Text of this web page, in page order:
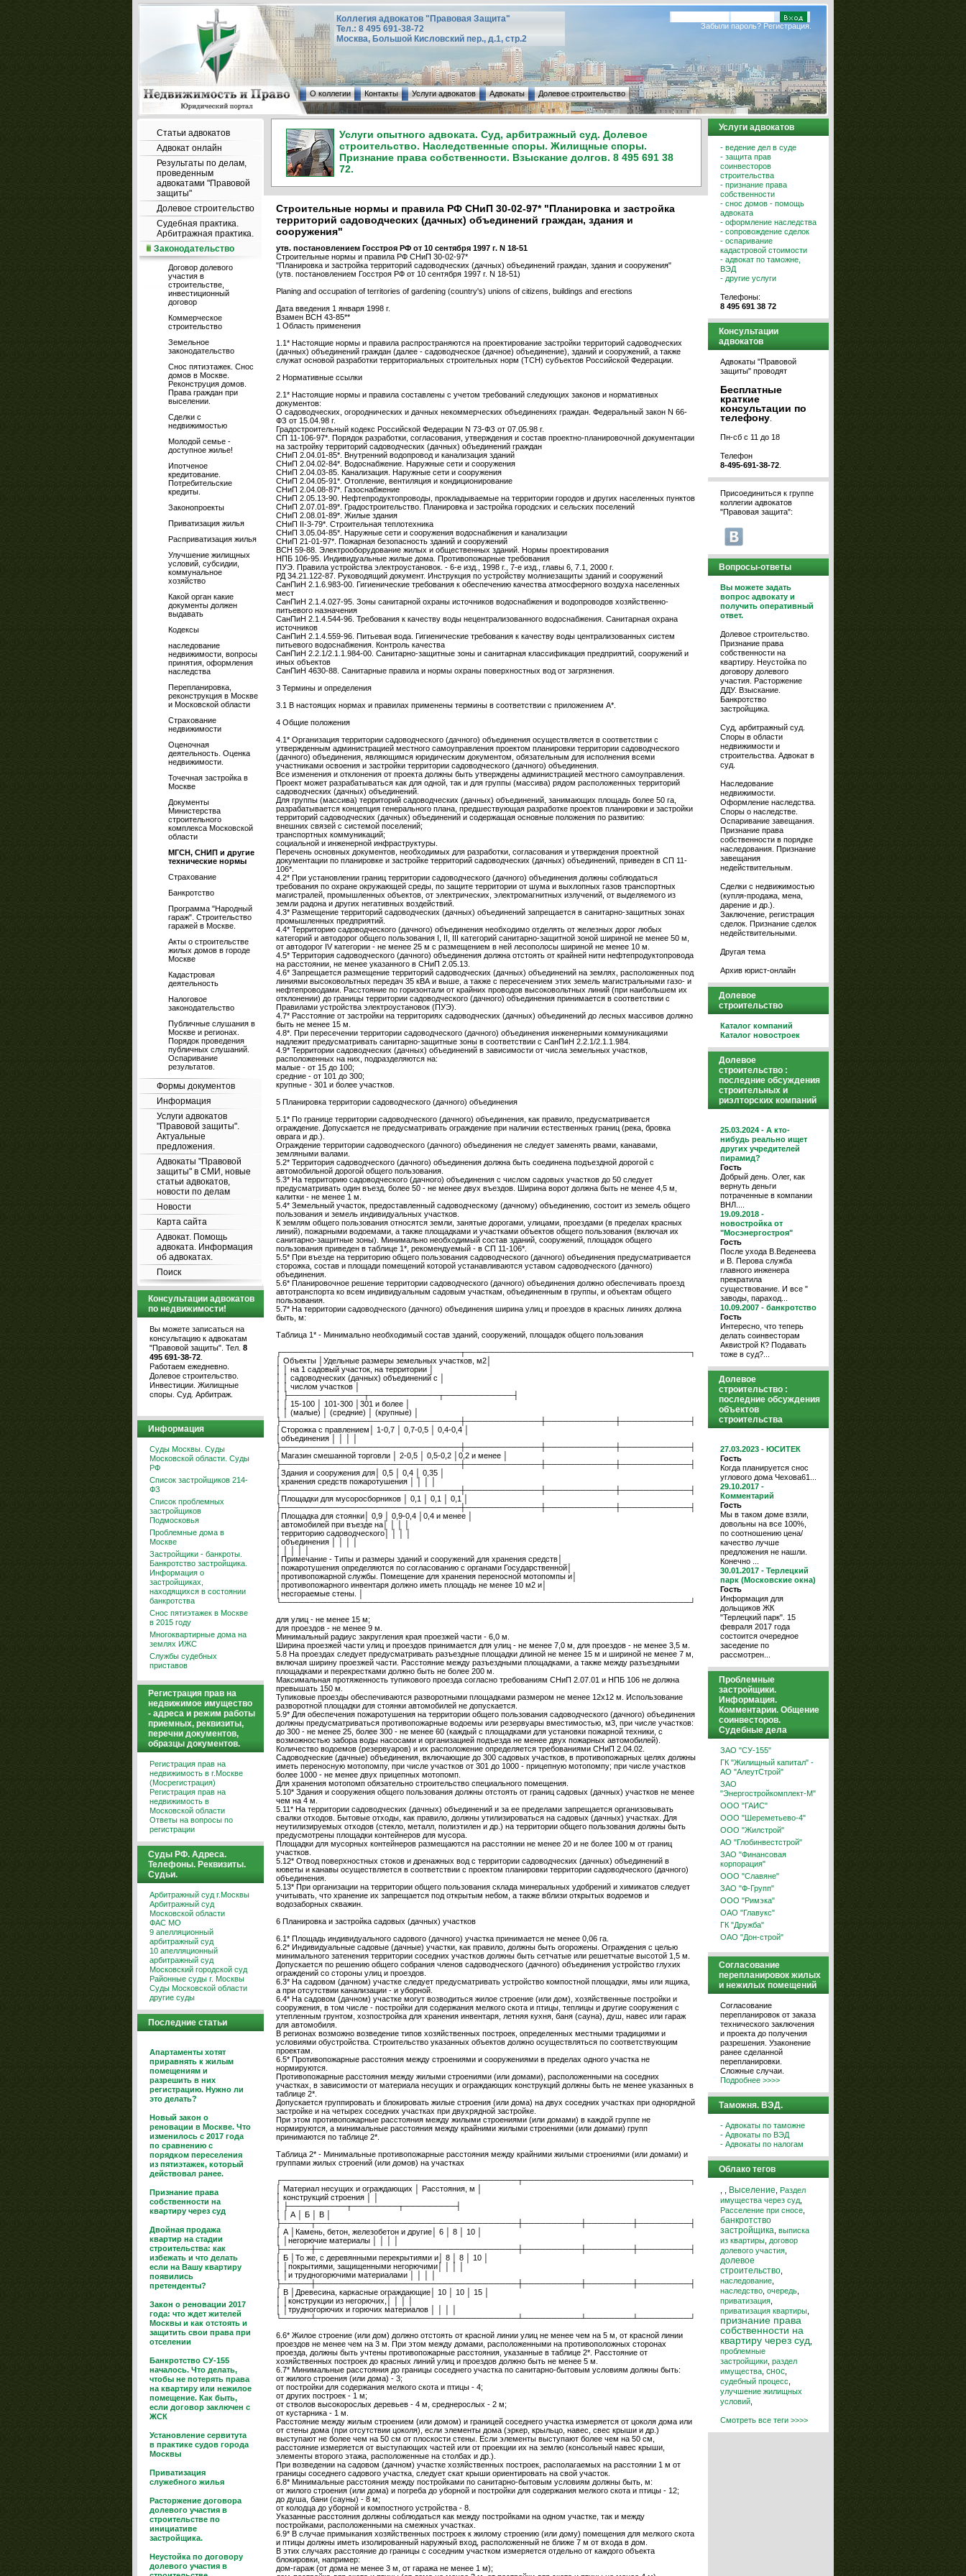
Коллегия адвокатов "Правовая Защита"
Тел.: 8 495 691-38-72
Москва, Большой Кисловский пер., д.1, стр.2
Забыли пароль? Регистрация.
О коллегии Контакты Услуги адвокатов Адвокаты Долевое строительство
Статьи адвокатов
Адвокат онлайн
Результаты по делам,
проведенным
адвокатами "Правовой
защиты"
Долевое строительство
Судебная практика.
Арбитражная практика.
Законодательство
Договор долевого
участия в
строительстве,
инвестиционный
договор
Коммерческое
строительство
Земельное
законодательство
Снос пятиэтажек. Снос
домов в Москве.
Реконструция домов.
Права граждан при
выселении.
Сделки с
недвижимостью
Молодой семье -
доступное жилье!
Ипотченое
кредитование.
Потребительские
кредиты.
Законопроекты
Приватизация жилья
Расприватизация жилья
Улучшение жилищных
условий, субсидии,
коммунальное
хозяйство
Какой орган какие
документы должен
выдавать
Кодексы
наследование
недвижимости, вопросы
принятия, оформления
наследства
Перепланировка,
реконструкция в Москве
и Московской области
Страхование
недвижимости
Оценочная
деятельность. Оценка
недвижимости.
Точечная застройка в
Москве
Документы
Министерства
строительного
комплекса Московской
области
МГСН, СНИП и другие
технические нормы
Страхование
Банкротство
Программа "Народный
гараж". Строительство
гаражей в Москве.
Акты о строительстве
жилых домов в городе
Москве
Кадастровая
деятельность
Налоговое
законодательство
Публичные слушания в
Москве и регионах.
Порядок проведения
публичных слушаний.
Оспаривание
результатов.
Формы документов
Информация
Услуги адвокатов
"Правовой защиты".
Актуальные
предложения.
Адвокаты "Правовой
защиты" в СМИ, новые
статьи адвокатов,
новости по делам
Новости
Карта сайта
Адвокат. Помощь
адвоката. Информация
об адвокатах.
Поиск
Консультации адвокатов
по недвижимости!
Вы можете записаться на
консультацию к адвокатам
"Правовой защиты". Тел. 8
495 691-38-72
Работаем ежедневно.
Долевое строительство.
Инвестиции. Жилищные
споры. Суд. Арбитраж.
Информация
Суды Москвы. Суды
Московской области. Суды
РФ
Список застройщиков 214-
ФЗ
Список проблемных
застройщиков
Подмосковья
Проблемные дома в
Москве
Застройщики - банкроты.
Банкротство застройщика.
Информация о
застройщиках,
находящихся в состоянии
банкротства
Снос пятиэтажек в Москве
в 2015 году
Многоквартирные дома на
землях ИЖС
Службы судебных
приставов
Регистрация прав на
недвижимое имущество
- адреса и режим работы
приемных, реквизиты,
перечни документов,
образцы документов.
Регистрация прав на
недвижимость в г.Москве
(Мосрегистрация)
Регистрация прав на
недвижимость в
Московской области
Ответы на вопросы по
регистрации
Суды РФ. Адреса.
Телефоны. Реквизиты.
Судьи.
Арбитражный суд г.Москвы
Арбитражный суд
Московской области
ФАС МО
9 апелляционный
арбитражный суд
10 апелляционный
арбитражный суд
Московский городской суд
Районные суды г. Москвы
Суды Московской области
другие суды
Последние статьи
Апартаменты хотят
приравнять к жилым
помещениям и
разрешить в них
регистрацию. Нужно ли
это делать?
Новый закон о
реновации в Москве. Что
изменилось с 2017 года
по сравнению с
порядком переселения
из пятиэтажек, который
действовал ранее.
Признание права
собственности на
квартиру через суд
Двойная продажа
квартир на стадии
строительства: как
избежать и что делать
если на Вашу квартиру
появились
претенденты?
Закон о реновации 2017
года: что ждет жителей
Москвы и как отстоять и
защитить свои права при
отселении
Банкротство СУ-155
началось. Что делать,
чтобы не потерять права
на квартиру или нежилое
помещение. Как быть,
если договор заключен с
ЖСК
Установление сервитута
в практике судов города
Москвы
Приватизация
служебного жилья
Расторжение договора
долевого участия в
строительстве по
инициативе
застройщика.
Неустойка по договору
долевого участия в
Услуги опытного адвоката. Суд, арбитражный суд. Долевое
строительство. Наследственные споры. Жилищные споры.
Признание права собственности. Взыскание долгов. 8 495 691 38
72.
Строительные нормы и правила РФ СНиП 30-02-97* "Планировка и застройка
территорий садоводческих (дачных) объединений граждан, здания и
сооружения"
утв. постановлением Госстроя РФ от 10 сентября 1997 г. N 18-51
Строительные нормы и правила РФ СНиП 30-02-97*
"Планировка и застройка территорий садоводческих (дачных) объединений граждан, здания и сооружения"
(утв. постановлением Госстроя РФ от 10 сентября 1997 г. N 18-51)
Planing and occupation of territories of gardening (country's) unions of citizens, buildings and erections
Дата введения 1 января 1998 г.
Взамен ВСН 43-85**
1 Область применения
1.1* Настоящие нормы и правила распространяются на проектирование застройки территорий садоводческих
(дачных) объединений граждан (далее - садоводческое (дачное) объединение), зданий и сооружений, а также
служат основой разработки территориальных строительных норм (ТСН) субъектов Российской Федерации.
2 Нормативные ссылки
2.1* Настоящие нормы и правила составлены с учетом требований следующих законов и нормативных
документов:
О садоводческих, огороднических и дачных некоммерческих объединениях граждан. Федеральный закон N 66-
ФЗ от 15.04.98 г.
Градостроительный кодекс Российской Федерации N 73-ФЗ от 07.05.98 г.
СП 11-106-97*. Порядок разработки, согласования, утверждения и состав проектно-планировочной документации
на застройку территорий садоводческих (дачных) объединений граждан
СНиП 2.04.01-85*. Внутренний водопровод и канализация зданий
СНиП 2.04.02-84*. Водоснабжение. Наружные сети и сооружения
СНиП 2.04.03-85. Канализация. Наружные сети и сооружения
СНиП 2.04.05-91*. Отопление, вентиляция и кондиционирование
СНиП 2.04.08-87*. Газоснабжение
СНиП 2.05.13-90. Нефтепродуктопроводы, прокладываемые на территории городов и других населенных пунктов
СНиП 2.07.01-89*. Градостроительство. Планировка и застройка городских и сельских поселений
СНиП 2.08.01-89*. Жилые здания
СНиП II-3-79*. Строительная теплотехника
СНиП 3.05.04-85*. Наружные сети и сооружения водоснабжения и канализации
СНиП 21-01-97*. Пожарная безопасность зданий и сооружений
ВСН 59-88. Электрооборудование жилых и общественных зданий. Нормы проектирования
НПБ 106-95. Индивидуальные жилые дома. Противопожарные требования
ПУЭ. Правила устройства электроустановок. - 6-е изд., 1998 г., 7-е изд., главы 6, 7.1, 2000 г.
РД 34.21.122-87. Руководящий документ. Инструкция по устройству молниезащиты зданий и сооружений
СанПиН 2.1.6.983-00. Гигиенические требования к обеспечению качества атмосферного воздуха населенных
мест
СанПиН 2.1.4.027-95. Зоны санитарной охраны источников водоснабжения и водопроводов хозяйственно-
питьевого назначения
СанПиН 2.1.4.544-96. Требования к качеству воды нецентрализованного водоснабжения. Санитарная охрана
источников
СанПиН 2.1.4.559-96. Питьевая вода. Гигиенические требования к качеству воды централизованных систем
питьевого водоснабжения. Контроль качества
СанПиН 2.2.1/2.1.1.984-00. Санитарно-защитные зоны и санитарная классификация предприятий, сооружений и
иных объектов
СанПиН 4630-88. Санитарные правила и нормы охраны поверхностных вод от загрязнения.
3 Термины и определения
3.1 В настоящих нормах и правилах применены термины в соответствии с приложением А*.
4 Общие положения
4.1* Организация территории садоводческого (дачного) объединения осуществляется в соответствии с
утвержденным администрацией местного самоуправления проектом планировки территории садоводческого
(дачного) объединения, являющимся юридическим документом, обязательным для исполнения всеми
участниками освоения и застройки территории садоводческого (дачного) объединения.
Все изменения и отклонения от проекта должны быть утверждены администрацией местного самоуправления.
Проект может разрабатываться как для одной, так и для группы (массива) рядом расположенных территорий
садоводческих (дачных) объединений.
Для группы (массива) территорий садоводческих (дачных) объединений, занимающих площадь более 50 га,
разрабатывается концепция генерального плана, предшествующая разработке проектов планировки и застройки
территорий садоводческих (дачных) объединений и содержащая основные положения по развитию:
внешних связей с системой поселений;
транспортных коммуникаций;
социальной и инженерной инфраструктуры.
Перечень основных документов, необходимых для разработки, согласования и утверждения проектной
документации по планировке и застройке территорий садоводческих (дачных) объединений, приведен в СП 11-
106*.
4.2* При установлении границ территории садоводческого (дачного) объединения должны соблюдаться
требования по охране окружающей среды, по защите территории от шума и выхлопных газов транспортных
магистралей, промышленных объектов, от электрических, электромагнитных излучений, от выделяемого из
земли радона и других негативных воздействий.
4.3* Размещение территорий садоводческих (дачных) объединений запрещается в санитарно-защитных зонах
промышленных предприятий.
4.4* Территорию садоводческого (дачного) объединения необходимо отделять от железных дорог любых
категорий и автодорог общего пользования I, II, III категорий санитарно-защитной зоной шириной не менее 50 м,
от автодорог IV категории - не менее 25 м с размещением в ней лесополосы шириной не менее 10 м.
4.5* Территория садоводческого (дачного) объединения должна отстоять от крайней нити нефтепродуктопровода
на расстоянии, не менее указанного в СНиП 2.05.13.
4.6* Запрещается размещение территорий садоводческих (дачных) объединений на землях, расположенных под
линиями высоковольтных передач 35 кВА и выше, а также с пересечением этих земель магистральными газо- и
нефтепроводами. Расстояние по горизонтали от крайних проводов высоковольтных линий (при наибольшем их
отклонении) до границы территории садоводческого (дачного) объединения принимается в соответствии с
Правилами устройства электроустановок (ПУЭ).
4.7* Расстояние от застройки на территориях садоводческих (дачных) объединений до лесных массивов должно
быть не менее 15 м.
4.8*. При пересечении территории садоводческого (дачного) объединения инженерными коммуникациями
надлежит предусматривать санитарно-защитные зоны в соответствии с СанПиН 2.2.1/2.1.1.984.
4.9* Территории садоводческих (дачных) объединений в зависимости от числа земельных участков,
расположенных на них, подразделяются на:
малые - от 15 до 100;
средние - от 101 до 300;
крупные - 301 и более участков.
5 Планировка территории садоводческого (дачного) объединения
5.1* По границе территории садоводческого (дачного) объединения, как правило, предусматривается
ограждение. Допускается не предусматривать ограждение при наличии естественных границ (река, бровка
оврага и др.).
Ограждение территории садоводческого (дачного) объединения не следует заменять рвами, канавами,
земляными валами.
5.2* Территория садоводческого (дачного) объединения должна быть соединена подъездной дорогой с
автомобильной дорогой общего пользования.
5.3* На территорию садоводческого (дачного) объединения с числом садовых участков до 50 следует
предусматривать один въезд, более 50 - не менее двух въездов. Ширина ворот должна быть не менее 4,5 м,
калитки - не менее 1 м.
5.4* Земельный участок, предоставленный садоводческому (дачному) объединению, состоит из земель общего
пользования и земель индивидуальных участков.
К землям общего пользования относятся земли, занятые дорогами, улицами, проездами (в пределах красных
линий), пожарными водоемами, а также площадками и участками объектов общего пользования (включая их
санитарно-защитные зоны). Минимально необходимый состав зданий, сооружений, площадок общего
пользования приведен в таблице 1*, рекомендуемый - в СП 11-106*.
5.5* При въезде на территорию общего пользования садоводческого (дачного) объединения предусматривается
сторожка, состав и площади помещений которой устанавливаются уставом садоводческого (дачного)
объединения.
5.6* Планировочное решение территории садоводческого (дачного) объединения должно обеспечивать проезд
автотранспорта ко всем индивидуальным садовым участкам, объединенным в группы, и объектам общего
пользования.
5.7* На территории садоводческого (дачного) объединения ширина улиц и проездов в красных линиях должна
быть, м:
Таблица 1* - Минимально необходимый состав зданий, сооружений, площадок общего пользования
┌───────────────────────────────┬───────────────────────────────────────┐
│ Объекты │Удельные размеры земельных участков, м2│
│ │ на 1 садовый участок, на территории │
│ │ садоводческих (дачных) объединений с │
│ │ числом участков │
│ ├─────────────┬────────────┬────────────┤
│ │ 15-100 │ 101-300 │301 и более │
│ │ (малые) │ (средние) │ (крупные) │
├───────────────────────────────┼─────────────┼────────────┼────────────┤
│Сторожка с правлением│ 1-0,7 │ 0,7-0,5 │ 0,4-0,4 │
│объединения │ │ │ │
├───────────────────────────────┼─────────────┼────────────┼────────────┤
│Магазин смешанной торговли │ 2-0,5 │ 0,5-0,2 │0,2 и менее │
├───────────────────────────────┼─────────────┼────────────┼────────────┤
│Здания и сооружения для│ 0,5 │ 0,4 │ 0,35 │
│хранения средств пожаротушения │ │ │ │
├───────────────────────────────┼─────────────┼────────────┼────────────┤
│Площадки для мусоросборников │ 0,1 │ 0,1 │ 0,1 │
├───────────────────────────────┼─────────────┼────────────┼────────────┤
│Площадка для стоянки│ 0,9 │ 0,9-0,4 │0,4 и менее │
│автомобилей при въезде на│ │ │ │
│территорию садоводческого│ │ │ │
│объединения │ │ │ │
│Примечание - Типы и размеры зданий и сооружений для хранения средств│
│пожаротушения определяются по согласованию с органами Государственной│
│противопожарной службы. Помещение для хранения переносной мотопомпы и│
│противопожарного инвентаря должно иметь площадь не менее 10 м2 и│
│несгораемые стены. │
└───────────────────────────────────────────────────────────────────────┘
для улиц - не менее 15 м;
для проездов - не менее 9 м.
Минимальный радиус закругления края проезжей части - 6,0 м.
Ширина проезжей части улиц и проездов принимается для улиц - не менее 7,0 м, для проездов - не менее 3,5 м.
5.8 На проездах следует предусматривать разъездные площадки длиной не менее 15 м и шириной не менее 7 м,
включая ширину проезжей части. Расстояние между разъездными площадками, а также между разъездными
площадками и перекрестками должно быть не более 200 м.
Максимальная протяженность тупикового проезда согласно требованиям СНиП 2.07.01 и НПБ 106 не должна
превышать 150 м.
Тупиковые проезды обеспечиваются разворотными площадками размером не менее 12x12 м. Использование
разворотной площадки для стоянки автомобилей не допускается.
5.9* Для обеспечения пожаротушения на территории общего пользования садоводческого (дачного) объединения
должны предусматриваться противопожарные водоемы или резервуары вместимостью, м3, при числе участков:
до 300 - не менее 25, более 300 - не менее 60 (каждый с площадками для установки пожарной техники, с
возможностью забора воды насосами и организацией подъезда не менее двух пожарных автомобилей).
Количество водоемов (резервуаров) и их расположение определяется требованиями СНиП 2.04.02.
Садоводческие (дачные) объединения, включающие до 300 садовых участков, в противопожарных целях должны
иметь переносную мотопомпу, при числе участков от 301 до 1000 - прицепную мотопомпу; при числе участков
более 1000 - не менее двух прицепных мотопомп.
Для хранения мотопомп обязательно строительство специального помещения.
5.10* Здания и сооружения общего пользования должны отстоять от границ садовых (дачных) участков не менее
чем на 4 м.
5.11* На территории садоводческих (дачных) объединений и за ее пределами запрещается организовывать
свалки отходов. Бытовые отходы, как правило, должны утилизироваться на садовых (дачных) участках. Для
неутилизируемых отходов (стекло, металл, полиэтилен и др.) на территории общего пользования должны быть
предусмотрены площадки контейнеров для мусора.
Площадки для мусорных контейнеров размещаются на расстоянии не менее 20 и не более 100 м от границ
участков.
5.12* Отвод поверхностных стоков и дренажных вод с территории садоводческих (дачных) объединений в
кюветы и канавы осуществляется в соответствии с проектом планировки территории садоводческого (дачного)
объединения.
5.13* При организации на территории общего пользования склада минеральных удобрений и химикатов следует
учитывать, что хранение их запрещается под открытым небом, а также вблизи открытых водоемов и
водозаборных скважин.
6 Планировка и застройка садовых (дачных) участков
6.1* Площадь индивидуального садового (дачного) участка принимается не менее 0,06 га.
6.2* Индивидуальные садовые (дачные) участки, как правило, должны быть огорожены. Ограждения с целью
минимального затенения территории соседних участков должны быть сетчатые или решетчатые высотой 1,5 м.
Допускается по решению общего собрания членов садоводческого (дачного) объединения устройство глухих
ограждений со стороны улиц и проездов.
6.3* На садовом (дачном) участке следует предусматривать устройство компостной площадки, ямы или ящика,
а при отсутствии канализации - и уборной.
6.4* На садовом (дачном) участке могут возводиться жилое строение (или дом), хозяйственные постройки и
сооружения, в том числе - постройки для содержания мелкого скота и птицы, теплицы и другие сооружения с
утепленным грунтом, хозпостройка для хранения инвентаря, летняя кухня, баня (сауна), душ, навес или гараж
для автомобиля.
В регионах возможно возведение типов хозяйственных построек, определенных местными традициями и
условиями обустройства. Строительство указанных объектов должно осуществляться по соответствующим
проектам.
6.5* Противопожарные расстояния между строениями и сооружениями в пределах одного участка не
нормируются.
Противопожарные расстояния между жилыми строениями (или домами), расположенными на соседних
участках, в зависимости от материала несущих и ограждающих конструкций должны быть не менее указанных в
таблице 2*.
Допускается группировать и блокировать жилые строения (или дома) на двух соседних участках при однорядной
застройке и на четырех соседних участках при двухрядной застройке.
При этом противопожарные расстояния между жилыми строениями (или домами) в каждой группе не
нормируются, а минимальные расстояния между крайними жилыми строениями (или домами) групп
принимаются по таблице 2*.
Таблица 2* - Минимальные противопожарные расстояния между крайними жилыми строениями (или домами) и
группами жилых строений (или домов) на участках
┌─────────────────────────────────────────┬─────────────────────────────┐
│ Материал несущих и ограждающих │ Расстояния, м │
│ конструкций строения │ │
│ ├──────────┬────────┬─────────┤
│ │ А │ Б │ В │
├─────┬───────────────────────────────────┼──────────┼────────┼─────────┤
│ А │Камень, бетон, железобетон и другие│ 6 │ 8 │ 10 │
│ │негорючие материалы │ │ │ │
├─────┼───────────────────────────────────┼──────────┼────────┼─────────┤
│ Б │То же, с деревянными перекрытиями и│ 8 │ 8 │ 10 │
│ │покрытиями, защищенными негорючими│ │ │ │
│ │и трудногорючими материалами │ │ │ │
├─────┼───────────────────────────────────┼──────────┼────────┼─────────┤
│ В │Древесина, каркасные ограждающие│ 10 │ 10 │ 15 │
│ │конструкции из негорючих,│ │ │ │
│ │трудногорючих и горючих материалов │ │ │ │
└─────┴───────────────────────────────────┴──────────┴────────┴─────────┘
6.6* Жилое строение (или дом) должно отстоять от красной линии улиц не менее чем на 5 м, от красной линии
проездов не менее чем на 3 м. При этом между домами, расположенными на противоположных сторонах
проезда, должны быть учтены противопожарные расстояния, указанные в таблице 2*. Расстояние от
хозяйственных построек до красных линий улиц и проездов должно быть не менее 5 м.
6.7* Минимальные расстояния до границы соседнего участка по санитарно-бытовым условиям должны быть:
от жилого строения (или дома) - 3;
от постройки для содержания мелкого скота и птицы - 4;
от других построек - 1 м;
от стволов высокорослых деревьев - 4 м, среднерослых - 2 м;
от кустарника - 1 м.
Расстояние между жилым строением (или домом) и границей соседнего участка измеряется от цоколя дома или
от стены дома (при отсутствии цоколя), если элементы дома (эркер, крыльцо, навес, свес крыши и др.)
выступают не более чем на 50 см от плоскости стены. Если элементы выступают более чем на 50 см,
расстояние измеряется от выступающих частей или от проекции их на землю (консольный навес крыши,
элементы второго этажа, расположенные на столбах и др.).
При возведении на садовом (дачном) участке хозяйственных построек, располагаемых на расстоянии 1 м от
границы соседнего садового участка, следует скат крыши ориентировать на свой участок.
6.8* Минимальные расстояния между постройками по санитарно-бытовым условиям должны быть, м:
от жилого строения (или дома) и погреба до уборной и постройки для содержания мелкого скота и птицы - 12;
до душа, бани (сауны) - 8 м;
от колодца до уборной и компостного устройства - 8.
Указанные расстояния должны соблюдаться как между постройками на одном участке, так и между
постройками, расположенными на смежных участках.
6.9* В случае примыкания хозяйственных построек к жилому строению (или дому) помещения для мелкого скота
и птицы должны иметь изолированный наружный вход, расположенный не ближе 7 м от входа в дом.
В этих случаях расстояние до границы с соседним участком измеряется отдельно от каждого объекта
блокировки, например:
дом-гараж (от дома не менее 3 м, от гаража не менее 1 м);
Услуги адвокатов
- ведение дел в суде
- защита прав
соинвесторов
строительства
- признание права
собственности
- снос домов - помощь
адвоката
- оформление наследства
- сопровождение сделок
- оспаривание
кадастровой стоимости
- адвокат по таможне,
ВЭД
- другие услуги
Телефоны:
8 495 691 38 72
Консультации
адвокатов
Адвокаты "Правовой
защиты" проводят
Бесплатные
краткие
консультации по
телефону
Пн-сб с 11 до 18
Телефон
8-495-691-38-72
Присоединиться к группе
коллегии адвокатов
"Правовая защита":
Вопросы-ответы
Вы можете задать
вопрос адвокату и
получить оперативный
ответ.
Долевое строительство.
Признание права
собственности на
квартиру. Неустойка по
договору долевого
участия. Расторжение
ДДУ. Взыскание.
Банкротство
застройщика.
Суд, арбитражный суд.
Споры в области
недвижимости и
строительства. Адвокат в
суд.
Наследование
недвижимости.
Оформление наследства.
Споры о наследстве.
Оспаривание завещания.
Признание права
собственности в порядке
наследования. Признание
завещания
недействительным.
Сделки с недвижимостью
(купля-продажа, мена,
дарение и др.).
Заключение, регистрация
сделок. Признание сделок
недействительными.
Другая тема
Архив юрист-онлайн
Долевое
строительство
Каталог компаний
Каталог новостроек
Долевое
строительство :
последние обсуждения
строительных и
риэлторских компаний
25.03.2024 - А кто-
нибудь реально ищет
других учредителей
пирамид?
Гость
Добрый день. Олег, как
вернуть деньги
потраченные в компании
ВНЛ....
19.09.2018 -
новостройка от
"Мосэнергостроя"
Гость
После ухода В.Веденеева
и В. Перова служба
главного инженера
прекратила
существование. И все "
заводы, параход...
10.09.2007 - банкротство
Гость
Интересно, что теперь
делать соинвесторам
Аквистрой К? Подавать
тоже в суд?...
Долевое
строительство :
последние обсуждения
объектов
строительства
27.03.2023 - ЮСИТЕК
Гость
Когда планируется снос
углового дома Чехова61...
29.10.2017 -
Комментарий
Гость
Мы в таком доме взяли,
довольны на все 100%,
по соотношению цена/
качество лучше
предложения не нашли.
Конечно ...
30.01.2017 - Терлецкий
парк (Московские окна)
Гость
Информация для
дольщиков ЖК
"Терлецкий парк". 15
февраля 2017 года
состоится очередное
заседение по
рассмотрен...
Проблемные
застройщики.
Информация.
Комментарии. Общение
соинвесторов.
Судебные дела
ЗАО "СУ-155"
ГК "Жилищный капитал" -
АО "АлеутСтрой"
ЗАО
"Энергостройкомплект-М"
ООО "ГАИС"
ООО "Шереметьево-4"
ООО "Жилстрой"
АО "Глобинвестстрой"
ЗАО "Финансовая
корпорация"
ООО "Славяне"
ЗАО "Ф-Групп"
ООО "Римэка"
ОАО "Главукс"
ГК "Дружба"
ОАО "Дон-строй"
Согласование
перепланировок жилых
и нежилых помещений
Согласование
перепланировок от заказа
технического заключения
и проекта до получения
разрешения. Узаконение
ранее сделанной
перепланировки.
Сложные случаи.
Подробнее >>>>
Таможня. ВЭД.
- Адвокаты по таможне
- Адвокаты по ВЭД
- Адвокаты по налогам
Облако тегов
Выселение Раздел
имущества через суд
Расселение при сносе
банкротство
застройщика выписка
из квартиры договор
долевого участия
долевое
строительство
наследование
наследство очередь
приватизация
приватизация квартиры
признание права
собственности на
квартиру через суд
проблемные
застройщики раздел
имущества снос
судебный процесс
улучшение жилищных
условий
Смотреть все теги >>>>